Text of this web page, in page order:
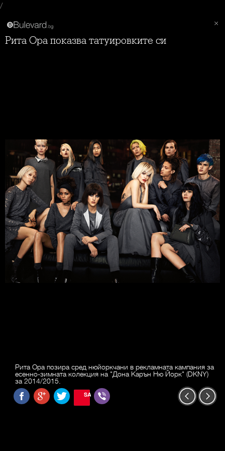
/
Рита Ора показва татуировките си
Рита Ора позира сред нюйоркчани в рекламната кампания за
есенно-зимната колекция на "Дона Карън Ню Йорк" (DKNY)
за 2014/2015.
SAVE